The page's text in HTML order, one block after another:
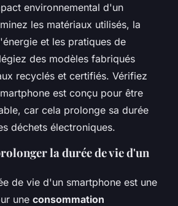
environnemental d'un
les matériaux utilisés, la
et les pratiques de
des modèles fabriqués
recyclés et certifiés. Vérifiez
est conçu pour être
car cela prolonge sa durée
déchets électroniques.
la durée de vie d'un
de vie d'un smartphone est une
une consommation